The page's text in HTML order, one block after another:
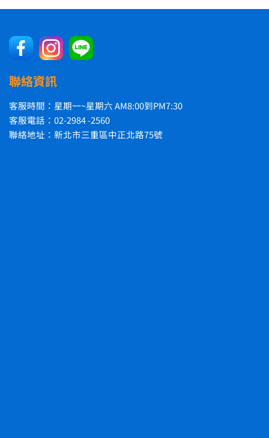
聯絡資訊
客服時間：星期一~星期六 AM8:00到PM7:30
客服電話：02-2984 -2560
聯絡地址：新北市三重區中正北路75號